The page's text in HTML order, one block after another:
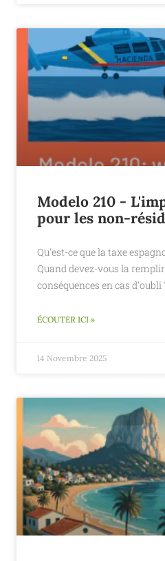
Modelo 210 -
pour les non-
Qu'est-ce que la taxe
Quand devez-vous la
conséquences en cas d'oubli
ÉCOUTER ICI »
14 Novembre 2025